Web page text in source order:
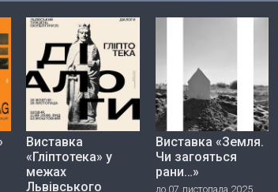
Виставка
«Гліптотека» у
межах
Львівського
Виставка «Земля.
Чи загояться
рани…»
до 07 листопада 2025